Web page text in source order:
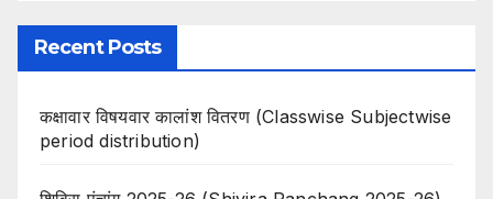
Recent Posts
कक्षावार विषयवार कालांश वितरण (Classwise Subjectwise
period distribution)